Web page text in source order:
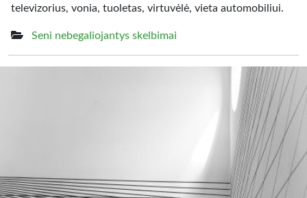
televizorius, vonia, tuoletas, virtuvėlė, vieta automobiliui.
Seni nebegaliojantys skelbimai